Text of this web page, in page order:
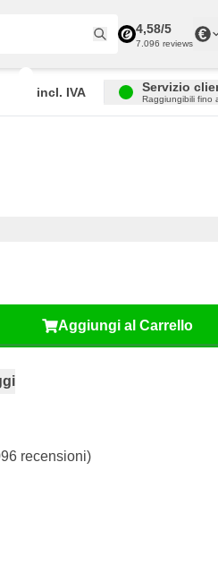
4,58/5
7.096 reviews
€
incl. IVA Servizio
Raggiungibili fino
Aggiungi al Carrello
recensioni)